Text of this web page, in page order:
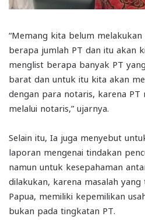
“Memang kita belum
berapa jumlah PT dan itu akan
menglist berapa banyak PT
barat dan untuk itu kita akan
dengan para notaris, karena PT
melalui notaris,” ujarnya.
Selain itu, Ia juga menyebut
laporan mengenai tindakan
namun untuk kesepahaman
dilakukan, karena masalah
Papua, memiliki kepemilikan
bukan pada tingkatan PT.